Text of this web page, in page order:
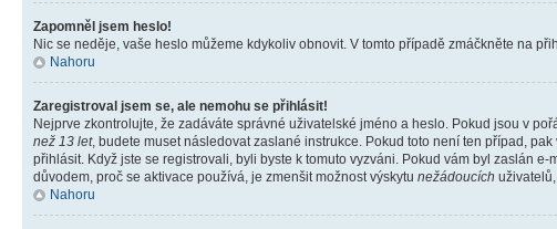
Zapomněl jsem heslo!
Nic se neděje, vaše heslo můžeme kdykoliv obnovit. V tomto případě zmáčkněte na
Nahoru
Zaregistroval jsem se, ale nemohu se přihlásit!
Nejprve zkontrolujte, že zadáváte správné uživatelské jméno a heslo. Pokud jsou v
než 13 let, budete muset následovat zaslané instrukce. Pokud toto není ten případ,
přihlásit. Když jste se registrovali, byli byste k tomuto vyzváni. Pokud vám byl zaslán
důvodem, proč se aktivace používá, je zmenšit možnost výskytu nežádoucích
Nahoru